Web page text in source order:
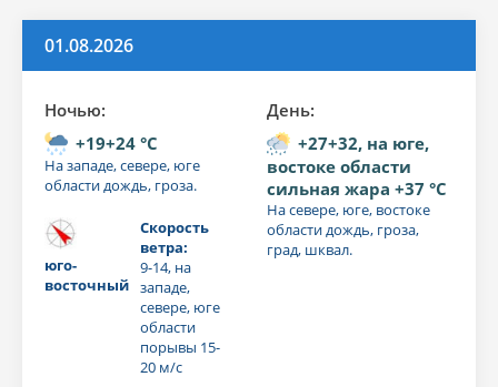
01.08.2026
Ночью:
+19+24 °C
На западе, севере, юге
области дождь, гроза.
юго-
восточный
Скорость
ветра:
9-14, на
западе,
севере, юге
области
порывы 15-
20 м/с
День:
+27+32, на юге,
востоке области
сильная жара +37 °C
На севере, юге, востоке
области дождь, гроза,
град, шквал.